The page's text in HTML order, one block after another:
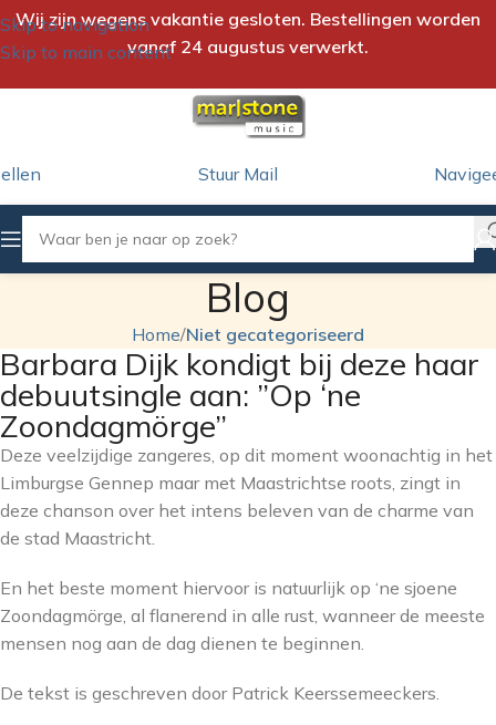
Skip to navigation
Skip to main content
Wij zijn wegens vakantie gesloten. Bestellingen worden
vanaf 24 augustus verwerkt.
Stuur Mail
Blog
Home/Niet gecategoriseerd
Barbara Dijk kondigt bij deze haar
debuutsingle aan: ”Op ‘ne
Zoondagmörge”
Deze veelzijdige zangeres, op dit moment woonachtig in het
Limburgse Gennep maar met Maastrichtse roots, zingt in
deze chanson over het intens beleven van de charme van
de stad Maastricht.
En het beste moment hiervoor is natuurlijk op ‘ne sjoene
Zoondagmörge, al flanerend in alle rust, wanneer de meeste
mensen nog aan de dag dienen te beginnen.
De tekst is geschreven door Patrick Keerssemeeckers.